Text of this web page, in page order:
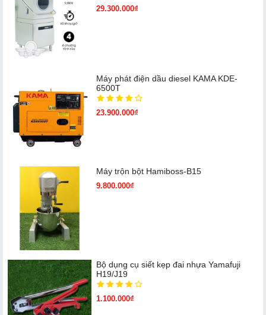
29.300.000₫
Máy phát điện dầu diesel KAMA KDE-
6500T
23.900.000₫
Máy trộn bột Hamiboss-B15
9.800.000₫
Bộ dụng cụ siết kẹp đai nhựa Yamafuji
H19/J19
1.100.000₫